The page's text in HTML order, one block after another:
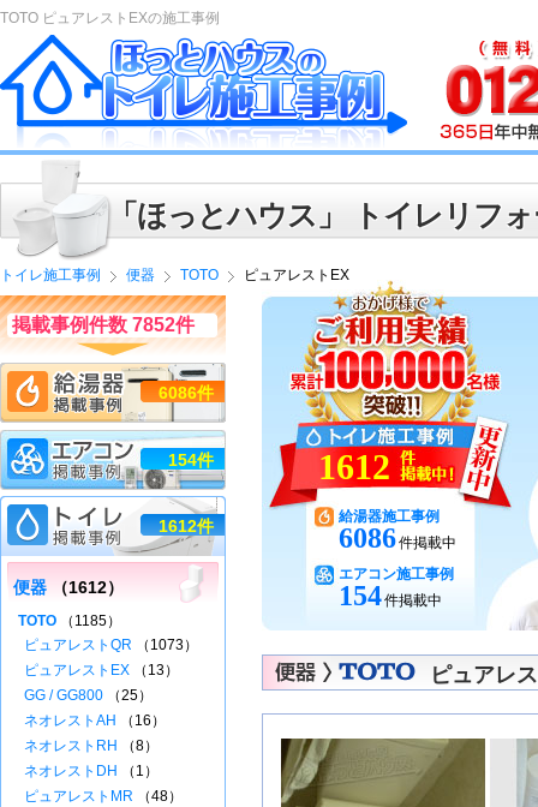
TOTO ピュアレストEXの施工事例
「ほっとハウス」 トイレリフ
トイレ施工事例 便器 TOTO ピュアレストEX
1612
給湯器施工事例
6086件掲載中
エアコン施工事例
154件掲載中
ピュアレ
掲載事例件数 7852件
6086件
154件
1612件
便器 （1612）
TOTO （1185）
ピュアレストQR （1073）
ピュアレストEX （13）
GG / GG800 （25）
ネオレストAH
（16）
ネオレストRH
（8）
ネオレストDH
（1）
ピュアレストMR （48）